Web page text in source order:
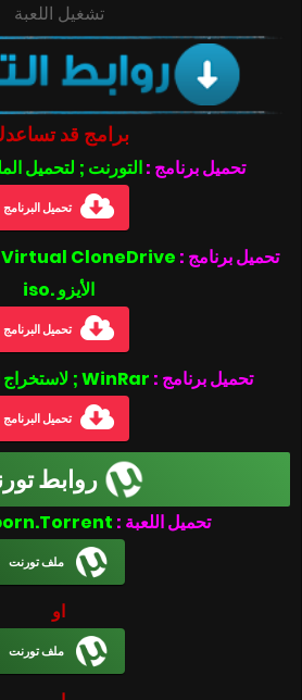
تشغيل اللعبة
برامج قد
تحميل برنامج :التورنت ; لتحميل
تحميل البرنامج
تحميل برنامج :
الأيزو .iso
تحميل البرنامج
تحميل برنامج : WinRar ; لاستخراج الملفات المضغوطة
تحميل البرنامج
روابط
تحميل اللعبة :
ملف تورنت
او
ملف تورنت